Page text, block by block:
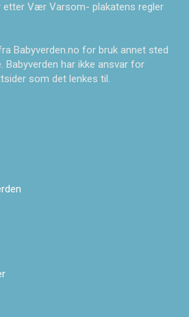
etter Vær Varsom- plakatens regler
Babyverden.no for bruk annet sted
Babyverden har ikke ansvar for
som det lenkes til.